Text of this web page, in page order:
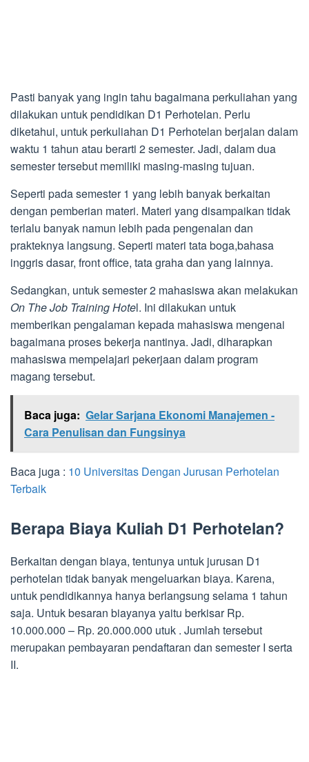
Pasti banyak yang ingin tahu bagaimana perkuliahan yang
dilakukan untuk pendidikan D1 Perhotelan. Perlu
diketahui, untuk perkuliahan D1 Perhotelan berjalan dalam
waktu 1 tahun atau berarti 2 semester. Jadi, dalam dua
semester tersebut memiliki masing-masing tujuan.
Seperti pada semester 1 yang lebih banyak berkaitan
dengan pemberian materi. Materi yang disampaikan tidak
terlalu banyak namun lebih pada pengenalan dan
prakteknya langsung. Seperti materi tata boga,bahasa
inggris dasar, front office, tata graha dan yang lainnya.
Sedangkan, untuk semester 2 mahasiswa akan melakukan
On The Job Training Hotel. Ini dilakukan untuk
memberikan pengalaman kepada mahasiswa mengenai
bagaimana proses bekerja nantinya. Jadi, diharapkan
mahasiswa mempelajari pekerjaan dalam program
magang tersebut.
Baca juga: Gelar Sarjana Ekonomi Manajemen -
Cara Penulisan dan Fungsinya
Baca juga : 10 Universitas Dengan Jurusan Perhotelan
Terbaik
Berapa Biaya Kuliah D1 Perhotelan?
Berkaitan dengan biaya, tentunya untuk jurusan D1
perhotelan tidak banyak mengeluarkan biaya. Karena,
untuk pendidikannya hanya berlangsung selama 1 tahun
saja. Untuk besaran biayanya yaitu berkisar Rp.
10.000.000 – Rp. 20.000.000 utuk . Jumlah tersebut
merupakan pembayaran pendaftaran dan semester I serta
II.